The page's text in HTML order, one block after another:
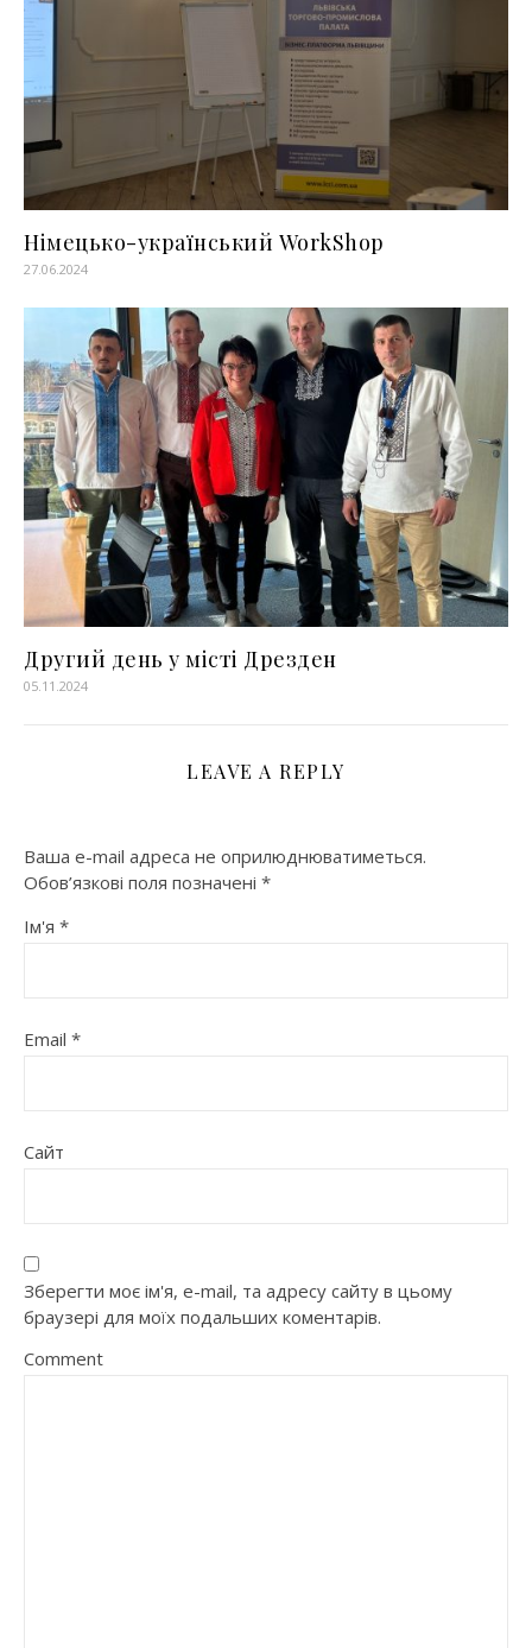
Німецько-український WorkShop
27.06.2024
Другий день у місті Дрезден
05.11.2024
LEAVE A REPLY
Ваша e-mail адреса не оприлюднюватиметься.
Обов’язкові поля позначені *
Ім'я *
Email *
Сайт
Зберегти моє ім'я, e-mail, та адресу сайту в цьому
браузері для моїх подальших коментарів.
Comment